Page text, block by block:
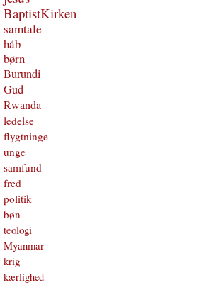
BaptistKirken
samtale
håb
børn
Burundi
Gud
Rwanda
ledelse
flygtninge
unge
samfund
fred
politik
bøn
teologi
Myanmar
krig
kærlighed